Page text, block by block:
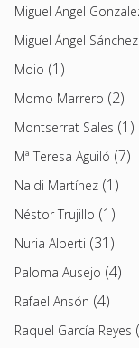
Miguel Angel
Miguel Ángel
Moio (1)
Momo Marrero (2)
Montserrat Sales (1)
Mª Teresa Aguiló (7)
Naldi Martínez (1)
Néstor Trujillo (1)
Nuria Alberti (31)
Paloma Ausejo (4)
Rafael Ansón (4)
Raquel García Reyes